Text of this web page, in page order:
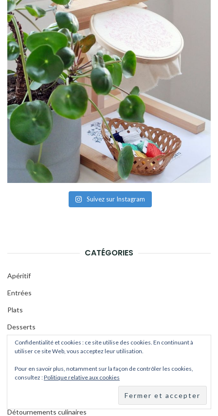
Suivez sur Instagram
CATÉGORIES
Apéritif
Entrées
Plats
Desserts
Gâteaux
Gourmandises
Détournements culinaires
Confidentialité et cookies : ce site utilise des cookies. En continuant à
utiliser ce site Web, vous acceptez leur utilisation.
Pour en savoir plus, notamment sur la façon de contrôler les cookies,
consultez :Politique relative aux cookies